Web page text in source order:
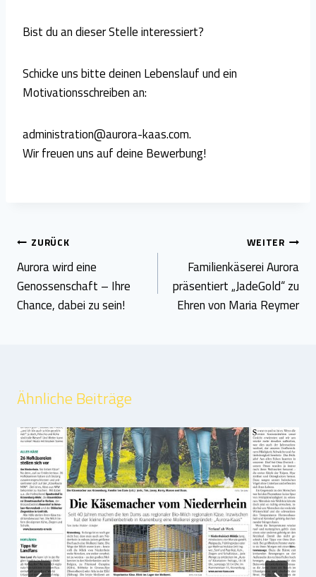
Bist du an dieser Stelle interessiert?
Schicke uns bitte deinen Lebenslauf und ein
Motivationsschreiben an:
administration@aurora-kaas.com.
Wir freuen uns auf deine Bewerbung!
Beitragsnavigation
ZURÜCK
Aurora wird eine
Genossenschaft – Ihre
Chance, dabei zu sein!
WEITER
Familienkäserei Aurora
präsentiert „JadeGold“ zu
Ehren von Maria Reymer
Ähnliche Beiträge